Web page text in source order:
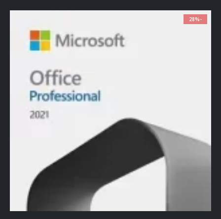
-28%